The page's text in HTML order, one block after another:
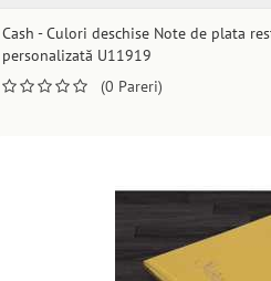
Cash - Culori deschise Note de plata
personalizată U11919
(0 Pareri)